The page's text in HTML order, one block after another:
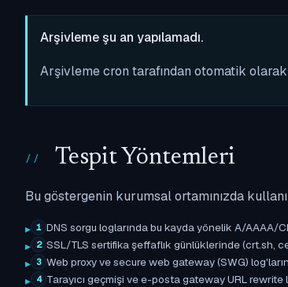
Arşivleme şu an yapılamadı.
Arşivleme cron tarafından otomatik
Tespit Yöntemleri
Bu göstergenin kurumsal ortamınızda
1 DNS sorgu loglarında bu kayda yönelik A/AAAA/
2 SSL/TLS sertifika şeffaflık günlüklerinde (crt.sh,
3 Web proxy ve secure web gateway (SWG)
4 Tarayıcı geçmişi ve e-posta gateway URL